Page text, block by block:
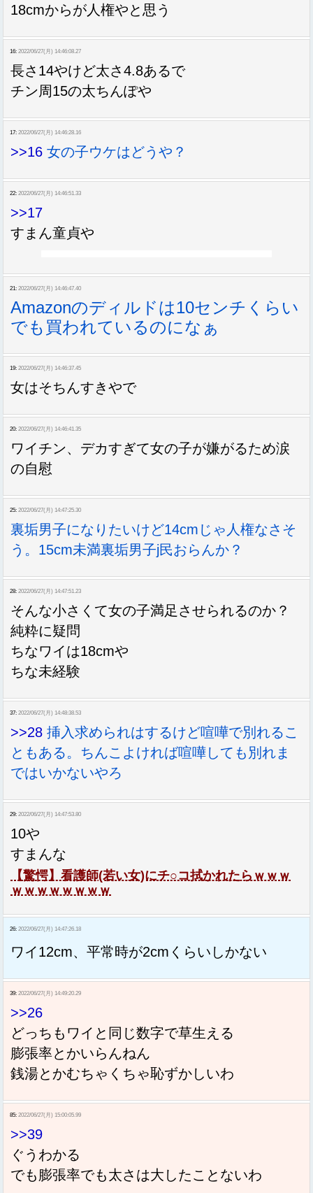
18cmからが人権やと思う
16: 2022/06/27(月) 14:46:08.27
長さ14やけど太さ4.8あるで
チン周15の太ちんぽや
17: 2022/06/27(月) 14:46:28.16
>>16 女の子ウケはどうや？
22: 2022/06/27(月) 14:46:51.33
>>17
すまん童貞や
21: 2022/06/27(月) 14:46:47.40
Amazonのディルドは10センチくらい
でも買われているのになぁ
19: 2022/06/27(月) 14:46:37.45
女はそちんすきやで
20: 2022/06/27(月) 14:46:41.35
ワイチン、デカすぎて女の子が嫌がるため涙
の自慰
25: 2022/06/27(月) 14:47:25.30
裏垢男子になりたいけど14cmじゃ人権なさそ
う。15cm未満裏垢男子j民おらんか？
28: 2022/06/27(月) 14:47:51.23
そんな小さくて女の子満足させられるのか？
純粋に疑問
ちなワイは18cmや
ちな未経験
37: 2022/06/27(月) 14:48:38.53
>>28 挿入求められはするけど喧嘩で別れるこ
ともある。ちんこよければ喧嘩しても別れま
ではいかないやろ
29: 2022/06/27(月) 14:47:53.80
10や
すまんな
【驚愕】看護師(若い女)にチ○コ拭かれたらｗｗｗ
ｗｗｗｗｗｗｗｗ
26: 2022/06/27(月) 14:47:26.18
ワイ12cm、平常時が2cmくらいしかない
39: 2022/06/27(月) 14:49:20.29
>>26
どっちもワイと同じ数字で草生える
膨張率とかいらんねん
銭湯とかむちゃくちゃ恥ずかしいわ
85: 2022/06/27(月) 15:00:05.99
>>39
ぐうわかる
でも膨張率でも太さは大したことないわ